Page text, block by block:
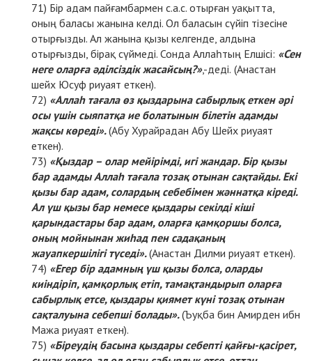
Бір адам пайғамбармен с.а.с. отырған уақытта,
оның баласы жанына келді. Ол баласын сүйіп тізесіне
отырғызды. Ал жанына қызы келгенде, алдына
отырғызды, бірақ сүймеді. Сонда Аллаһтың Елшісі: «Сен
неге оларға әділсіздік жасайсың?»,-деді. (Анастан
шейх Юсуф риуаят еткен).
«Аллаһ тағала өз қыздарына сабырлық еткен әрі
осы үшін сыяпатқа ие болатынын білетін адамды
жақсы көреді».(Абу Хурайрадан Абу Шейх риуаят
еткен).
«Қыздар – олар мейірімді, игі жандар. Бір қызы
бар адамды Аллаһ тағала тозақ отынан сақтайды. Екі
қызы бар адам, солардың себебімен жәннатқа кіреді.
Ал үш қызы бар немесе қыздары секілді кіші
қарындастары бар адам, оларға қамқоршы болса,
оның мойнынан жиһад пен садақаның
жауапкершілігі түседі».(Анастан Дилми риуаят еткен).
«Егер бір адамның үш қызы болса, оларды
киіндіріп, қамқорлық етіп, тамақтандырып оларға
сабырлық етсе, қыздары қиямет күні тозақ отынан
сақталуына себепші болады».(Ъуқба бин Амирден ибн
Мажа риуаят еткен).
«Біреудің басына қыздары себепті қайғы-қасірет,